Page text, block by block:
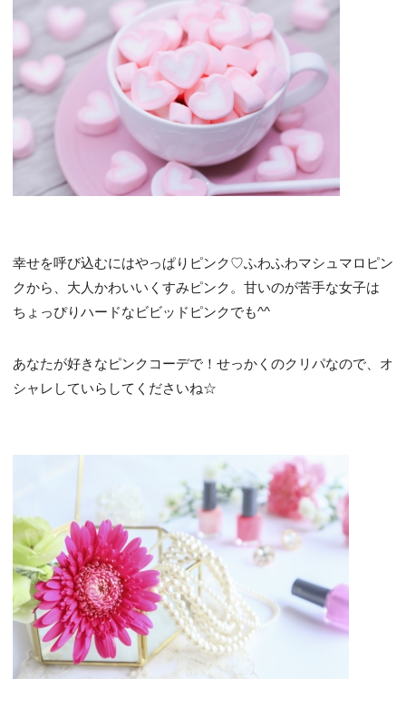
幸せを呼び込むにはやっぱりピンク♡ふわふわマシュマロピン
クから、大人かわいいくすみピンク。甘いのが苦手な女子は
ちょっぴりハードなビビッドピンクでも^^
あなたが好きなピンクコーデで！せっかくのクリパなので、オ
シャレしていらしてくださいね☆